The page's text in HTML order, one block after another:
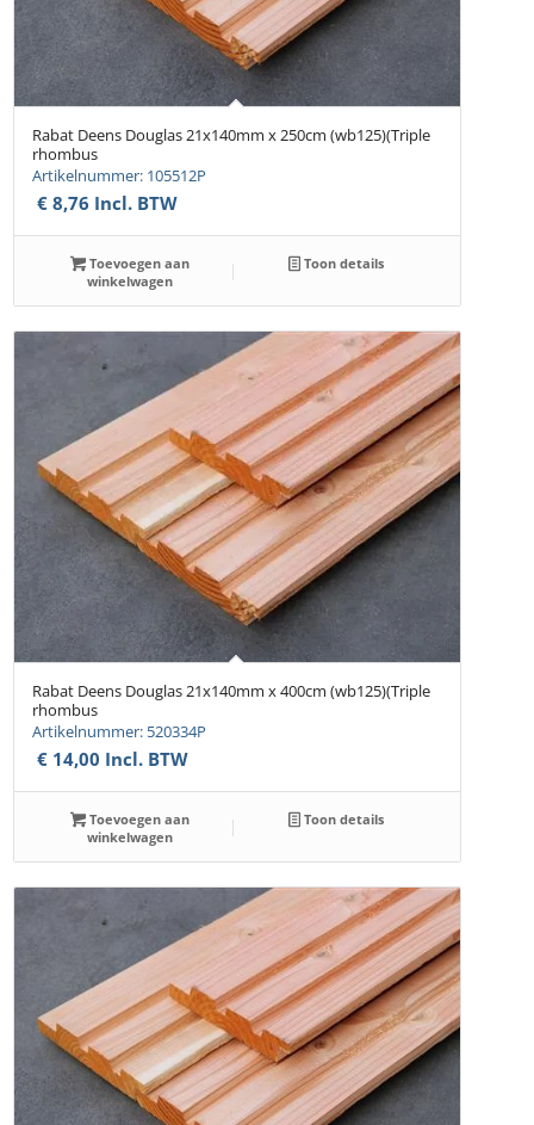
Rabat Deens Douglas 21x140mm x 250cm (wb125)(Triple
rhombus
Artikelnummer: 105512P
€ 8,76 Incl. BTW
Toevoegen aan
winkelwagen
Toon details
Rabat Deens Douglas 21x140mm x 400cm (wb125)(Triple
rhombus
Artikelnummer: 520334P
€ 14,00 Incl. BTW
Toevoegen aan
winkelwagen
Toon details